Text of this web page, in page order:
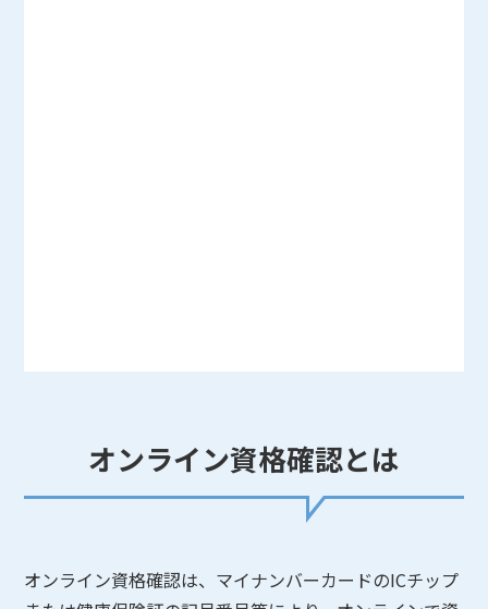
オンライン資格確認とは
オンライン資格確認は、マイナンバーカードのICチップ